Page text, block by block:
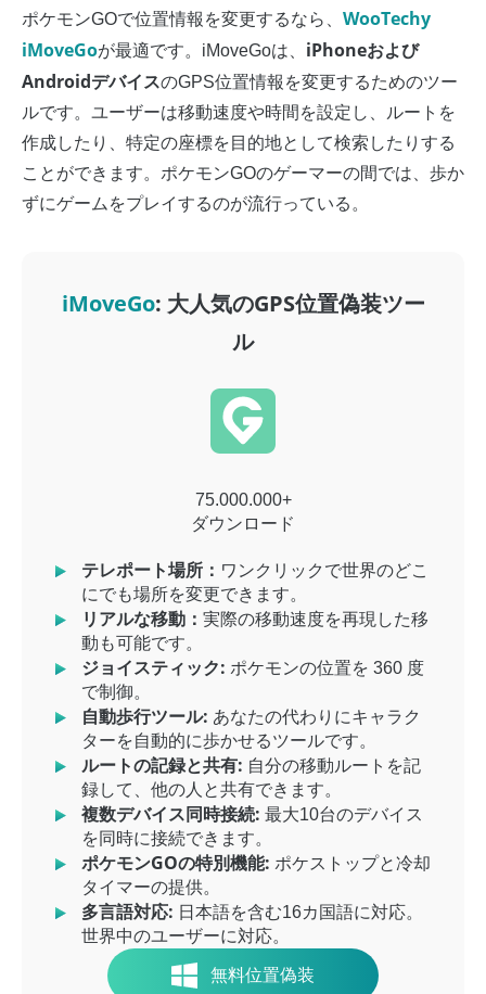
ポケモンGOで位置情報を変更するなら、 WooTechy
iMoveGoが最適です。iMoveGoは、 iPhoneおよび
AndroidデバイスのGPS位置情報を変更するためのツー
ルです。ユーザーは移動速度や時間を設定し、ルートを
作成したり、特定の座標を目的地として検索したりする
ことができます。ポケモンGOのゲーマーの間では、歩か
ずにゲームをプレイするのが流行っている。
iMoveGo: 大人気のGPS位置偽装ツー
ル
75.000.000+
ダウンロード
テレポート場所： ワンクリックで世界のどこ
にでも場所を変更できます。
リアルな移動： 実際の移動速度を再現した移
動も可能です。
ジョイスティック: ポケモンの位置を 360 度
で制御。
自動歩行ツール: あなたの代わりにキャラク
ターを自動的に歩かせるツールです。
ルートの記録と共有: 自分の移動ルートを記
録して、他の人と共有できます。
複数デバイス同時接続: 最大10台のデバイス
を同時に接続できます。
ポケモンGOの特別機能: ポケストップと冷却
タイマーの提供。
多言語対応: 日本語を含む16カ国語に対応。
世界中のユーザーに対応。
無料位置偽装